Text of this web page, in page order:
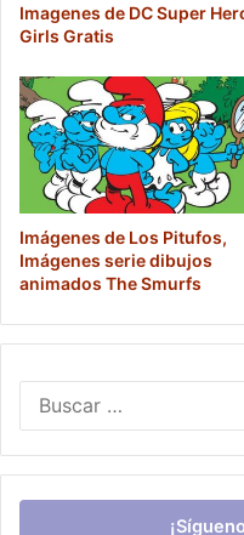
Imagenes de DC Super
Girls Gratis
Imágenes de Los Pitufos,
Imágenes serie dibujos
animados The Smurfs